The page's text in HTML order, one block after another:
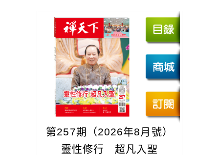
第257期（2026年8月號）
靈性修行 超凡入聖